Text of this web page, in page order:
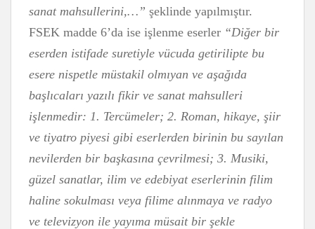
sanat mahsullerini,…” şeklinde yapılmıştır.
FSEK madde 6’da ise işlenme eserler “Diğer bir
eserden istifade suretiyle vücuda getirilipte bu
esere nispetle müstakil olmıyan ve aşağıda
başlıcaları yazılı fikir ve sanat mahsulleri
işlenmedir: 1. Tercümeler; 2. Roman, hikaye, şiir
ve tiyatro piyesi gibi eserlerden birinin bu sayılan
nevilerden bir başkasına çevrilmesi; 3. Musiki,
güzel sanatlar, ilim ve edebiyat eserlerinin filim
haline sokulması veya filime alınmaya ve radyo
ve televizyon ile yayıma müsait bir şekle